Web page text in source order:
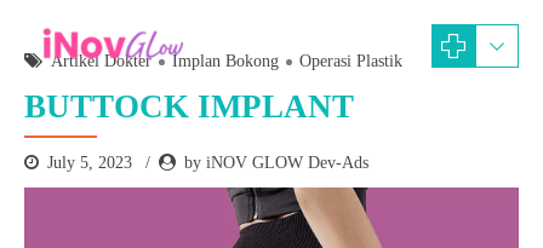
Artikel Dokter Implan Bokong Operasi Plastik
BUTTOCK IMPLANT
July 5, 2023 by iNOV GLOW Dev-Ads